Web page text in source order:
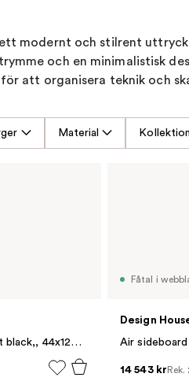
modernt och stilrent
och en minimalistisk
att organisera teknik och
Material Kollektion
Rib sideboard hybrid, Soft black,, 44x120x38 cm
Fåtal i
Design
Air
14 543 kr Rek.